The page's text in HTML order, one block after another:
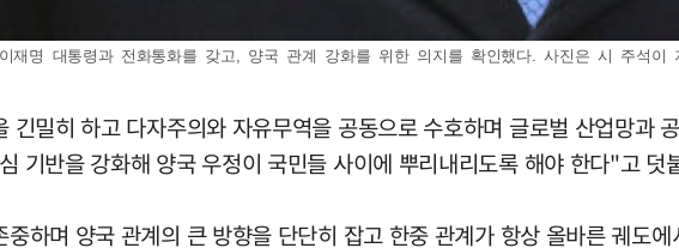
재명 대통령과 전화통화를 갖고, 양국 관계 강화를 위한 의지를 확인했다. 사진은 시 주석
밀히 하고 다자주의와 자유무역을 공동으로 수호하며 글로벌 산업망과
기반을 강화해 양국 우정이 국민들 사이에 뿌리내리도록 해야 한다"고 덧
하며 양국 관계의 큰 방향을 단단히 잡고 한중 관계가 항상 올바른 궤도